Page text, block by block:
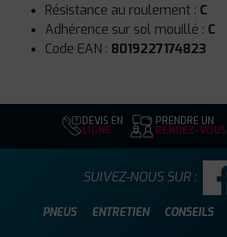
Résistance au roulement : C
Adhérence sur sol mouillé : C
Code EAN : 8019227174823
DEVIS EN
LIGNE
PRENDRE UN
RENDEZ-VOUS
PNEUS ENTRETIEN CONSEILS
SUIVEZ-NOUS SUR :